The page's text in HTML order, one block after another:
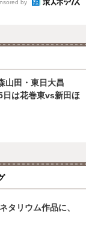
by
山田・東日大昌
日は花巻東vs新田ほ
タリウム作品に、